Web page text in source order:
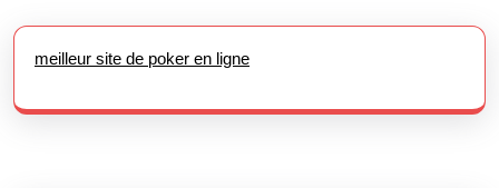
meilleur site de poker en ligne